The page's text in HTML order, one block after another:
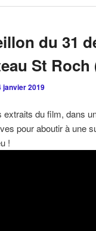
du 31
St Roch
janvier 2019
extraits du film, dans
pour aboutir à une
!